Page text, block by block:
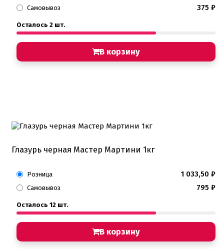
Самовывоз 375 ₽
Осталось 2 шт.
В корзину
Глазурь черная Мастер Мартини 1кг
Розница 1 033,50 ₽
Самовывоз 795 ₽
Осталось 12 шт.
В корзину